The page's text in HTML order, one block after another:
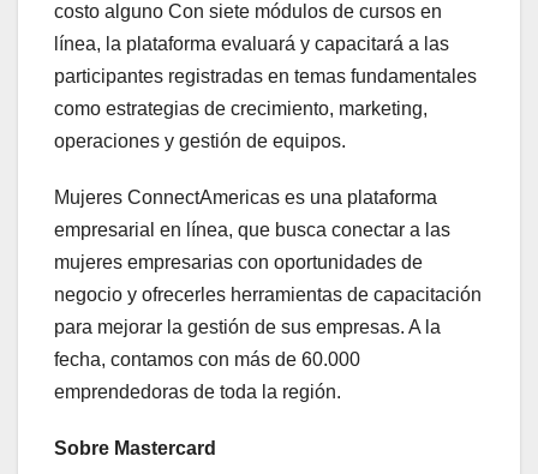
costo alguno Con siete módulos de cursos en
línea, la plataforma evaluará y capacitará a las
participantes registradas en temas fundamentales
como estrategias de crecimiento, marketing,
operaciones y gestión de equipos.
Mujeres ConnectAmericas es una plataforma
empresarial en línea, que busca conectar a las
mujeres empresarias con oportunidades de
negocio y ofrecerles herramientas de capacitación
para mejorar la gestión de sus empresas. A la
fecha, contamos con más de 60.000
emprendedoras de toda la región.
Sobre Mastercard